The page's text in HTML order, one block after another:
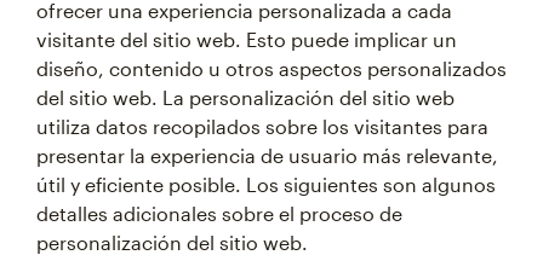
ofrecer una experiencia personalizada a cada
visitante del sitio web. Esto puede implicar un
diseño, contenido u otros aspectos personalizados
del sitio web. La personalización del sitio web
utiliza datos recopilados sobre los visitantes para
presentar la experiencia de usuario más relevante,
útil y eficiente posible. Los siguientes son algunos
detalles adicionales sobre el proceso de
personalización del sitio web.